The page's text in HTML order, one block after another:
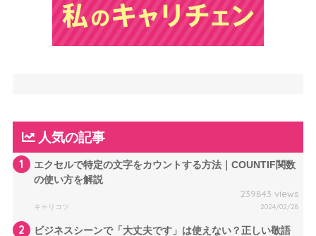
人気の記事
1
エクセルで特定の文字をカウントする方法｜COUNTIF関数
の使い方を解説
239843 views
キャリコツ 2024/02/28
2 ビジネスシーンで「大丈夫です」は使えない？正しい敬語